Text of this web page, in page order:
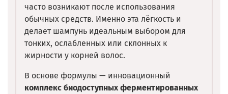
часто возникают после использования
обычных средств. Именно эта лёгкость и
делает шампунь идеальным выбором для
тонких, ослабленных или склонных к
жирности у корней волос.
В основе формулы — инновационный
комплекс биодоступных ферментированных